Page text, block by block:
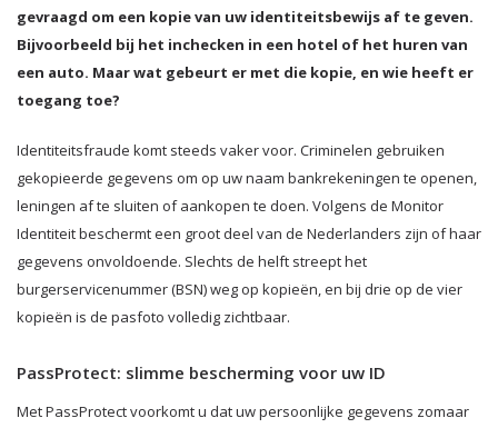
gevraagd om een kopie van uw identiteitsbewijs af te geven.
Bijvoorbeeld bij het inchecken in een hotel of het huren van
een auto. Maar wat gebeurt er met die kopie, en wie heeft er
toegang toe?
Identiteitsfraude komt steeds vaker voor. Criminelen gebruiken
gekopieerde gegevens om op uw naam bankrekeningen te openen,
leningen af te sluiten of aankopen te doen. Volgens de Monitor
Identiteit beschermt een groot deel van de Nederlanders zijn of haar
gegevens onvoldoende. Slechts de helft streept het
burgerservicenummer (BSN) weg op kopieën, en bij drie op de vier
kopieën is de pasfoto volledig zichtbaar.
PassProtect: slimme bescherming voor uw ID
Met PassProtect voorkomt u dat uw persoonlijke gegevens zomaar